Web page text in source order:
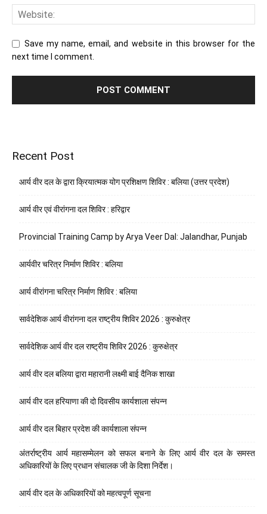
Save my name, email, and website in this browser for the
next time I comment.
Recent Post
आर्य वीर दल के द्वारा क्रियात्मक योग प्रशिक्षण शिविर : बलिया (उत्तर प्रदेश)
आर्य वीर एवं वीरांगना दल शिविर : हरिद्वार
Provincial Training Camp by Arya Veer Dal: Jalandhar, Punjab
आर्यवीर चरित्र निर्माण शिविर : बलिया
आर्य वीरांगना चरित्र निर्माण शिविर : बलिया
सार्वदेशिक आर्य वीरांगना दल राष्ट्रीय शिविर 2026 : कुरुक्षेत्र
सार्वदेशिक आर्य वीर दल राष्ट्रीय शिविर 2026 : कुरुक्षेत्र
आर्य वीर दल बलिया द्वारा महारानी लक्ष्मी बाई दैनिक शाखा
आर्य वीर दल हरियाणा की दो दिवसीय कार्यशाला संपन्न
आर्य वीर दल बिहार प्रदेश की कार्यशाला संपन्न
अंतर्राष्ट्रीय आर्य महासम्मेलन को सफल बनाने के लिए आर्य वीर दल के समस्त
अधिकारियों के लिए प्रधान संचालक जी के दिशा निर्देश।
आर्य वीर दल के अधिकारियों को महत्वपूर्ण सूचना